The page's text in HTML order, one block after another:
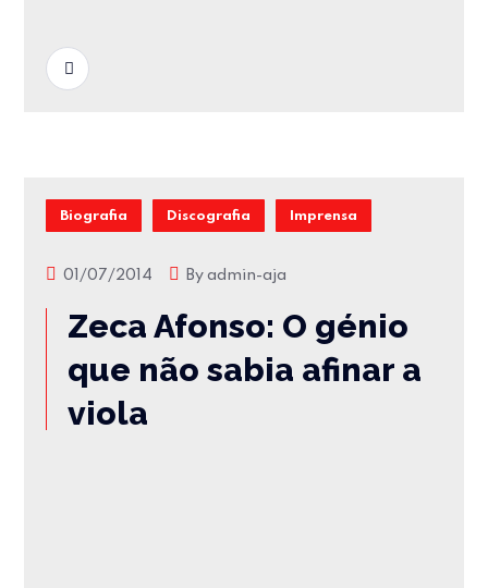
Biografia Discografia Imprensa
01/07/2014 Byadmin-aja
Zeca Afonso: O génio
que não sabia afinar a
viola